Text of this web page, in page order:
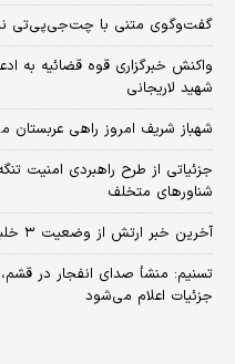
گفت‌وگوی متنی با چت‌جی‌پی‌تی
واکنش خبرگزاری قوه قضائیه به
شهید لاریجانی
شهباز شریف امروز راهی
شناورهای متخلف
آخرین خبر ارتش از وضعیت ۳ خلبان عملیات العدید
تسنیم: منشأ صدای انفجار در
جزئیات اعلام می‌شود